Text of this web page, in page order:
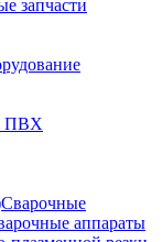
запчасти
ПВХ
Сварочные
аппараты